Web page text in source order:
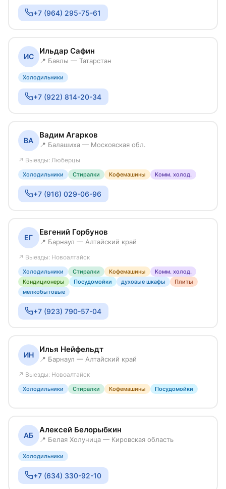
+7 (964) 295-75-61
ИС
Ильдар Сафин
📍 Бавлы — Татарстан
Холодильники
+7 (922) 814-20-34
ВА
Вадим Агарков
📍 Балашиха — Московская обл.
↗ Выезды: Люберцы
Холодильники Стиралки Кофемашины Комм. холод.
+7 (916) 029-06-96
ЕГ
Евгений Горбунов
📍 Барнаул — Алтайский край
↗ Выезды: Новоалтайск
Холодильники Стиралки Кофемашины
Комм. холод.
Кондиционеры
Посудомойки духовые шкафы
Плиты
мелкобытовые
+7 (923) 790-57-04
ИН
Илья Нейфельдт
📍 Барнаул — Алтайский край
↗ Выезды: Новоалтайск
Холодильники Стиралки Кофемашины Посудомойки
АБ
Алексей Белорыбкин
📍 Белая Холуница — Кировская область
Холодильники
+7 (634) 330-92-10